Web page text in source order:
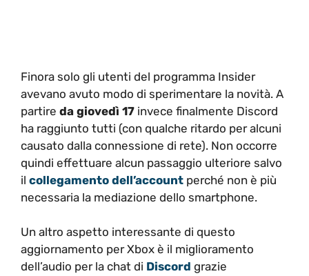
Finora solo gli utenti del programma Insider
avevano avuto modo di sperimentare la novità. A
partire da giovedì 17 invece finalmente Discord
ha raggiunto tutti (con qualche ritardo per alcuni
causato dalla connessione di rete). Non occorre
quindi effettuare alcun passaggio ulteriore salvo
il collegamento dell’account perché non è più
necessaria la mediazione dello smartphone.
Un altro aspetto interessante di questo
aggiornamento per Xbox è il miglioramento
dell’audio per la chat di Discord grazie